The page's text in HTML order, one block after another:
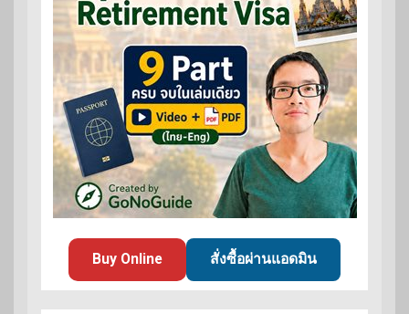
Buy Online สั่งซื้อผ่านแอดมิน